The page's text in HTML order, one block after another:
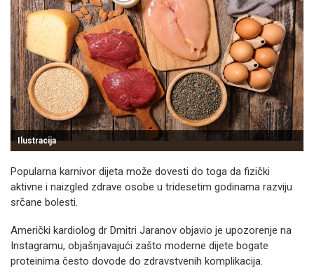
Ilustracija
Popularna karnivor dijeta može dovesti do toga da fizički
aktivne i naizgled zdrave osobe u tridesetim godinama razviju
srčane bolesti.
Američki kardiolog dr Dmitri Jaranov objavio je upozorenje na
Instagramu, objašnjavajući zašto moderne dijete bogate
proteinima često dovode do zdravstvenih komplikacija.